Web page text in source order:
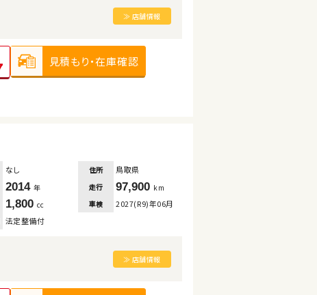
≫ 店舗情報
見積もり・在庫確認
なし 住所 鳥取県
2014 年 走行 97,900 km
1,800 cc 車検 2027(R9)年06月
法定整備付
≫ 店舗情報